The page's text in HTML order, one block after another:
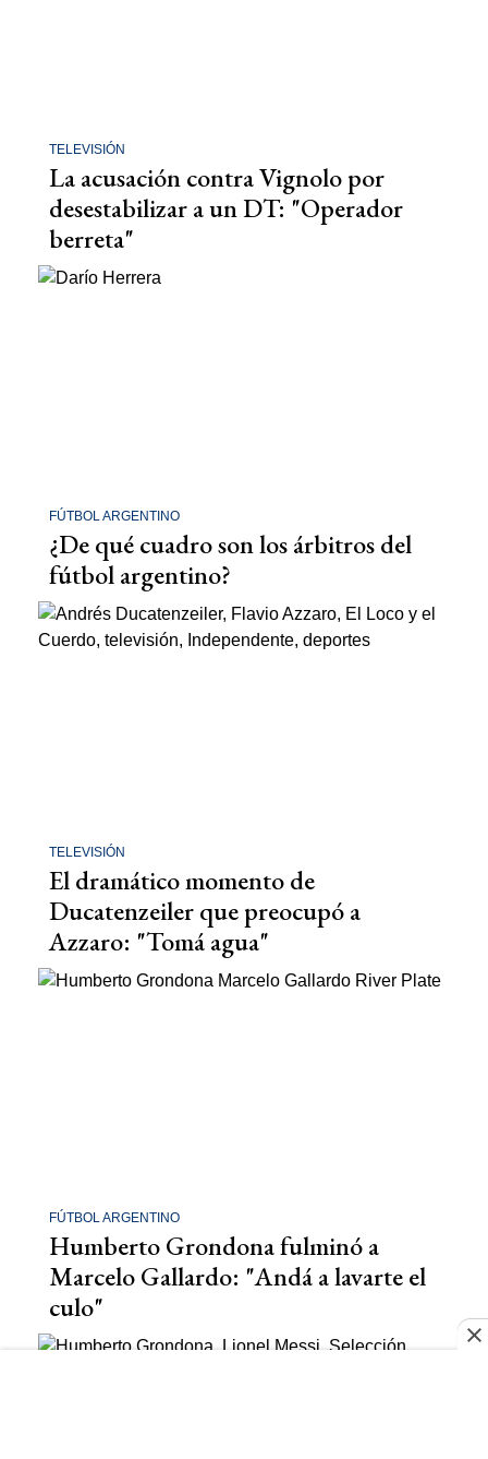
TELEVISIÓN
La acusación contra Vignolo por
desestabilizar a un DT: "Operador
berreta"
FÚTBOL ARGENTINO
¿De qué cuadro son los árbitros del
fútbol argentino?
TELEVISIÓN
El dramático momento de
Ducatenzeiler que preocupó a
Azzaro: "Tomá agua"
FÚTBOL ARGENTINO
Humberto Grondona fulminó a
Marcelo Gallardo: "Andá a lavarte el
culo"